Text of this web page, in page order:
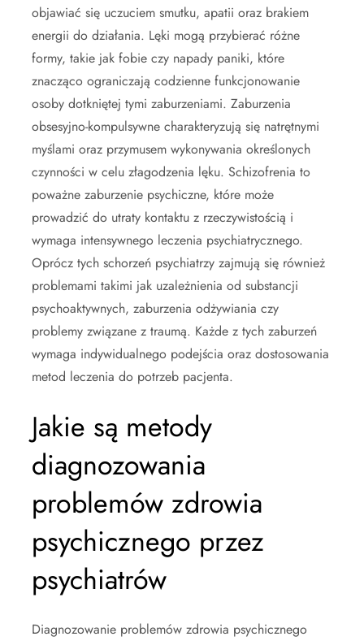
objawiać się uczuciem smutku, apatii oraz brakiem
energii do działania. Lęki mogą przybierać różne
formy, takie jak fobie czy napady paniki, które
znacząco ograniczają codzienne funkcjonowanie
osoby dotkniętej tymi zaburzeniami. Zaburzenia
obsesyjno-kompulsywne charakteryzują się natrętnymi
myślami oraz przymusem wykonywania określonych
czynności w celu złagodzenia lęku. Schizofrenia to
poważne zaburzenie psychiczne, które może
prowadzić do utraty kontaktu z rzeczywistością i
wymaga intensywnego leczenia psychiatrycznego.
Oprócz tych schorzeń psychiatrzy zajmują się również
problemami takimi jak uzależnienia od substancji
psychoaktywnych, zaburzenia odżywiania czy
problemy związane z traumą. Każde z tych zaburzeń
wymaga indywidualnego podejścia oraz dostosowania
metod leczenia do potrzeb pacjenta.
Jakie są metody
diagnozowania
problemów zdrowia
psychicznego przez
psychiatrów
Diagnozowanie problemów zdrowia psychicznego